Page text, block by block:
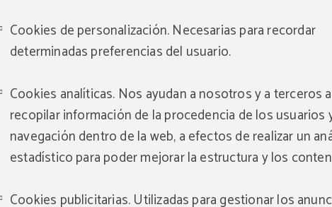
Cookies de personalización. Necesarias para recordar
determinadas preferencias del usuario.
Cookies analíticas. Nos ayudan a nosotros y a terceros a
recopilar información de la procedencia de los usuarios
navegación dentro de la web, a efectos de realizar un
estadístico para poder mejorar la estructura y los
Cookies publicitarias. Utilizadas para gestionar los